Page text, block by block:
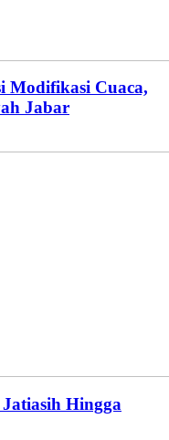
Modifikasi Cuaca,
Jabar
Hingga